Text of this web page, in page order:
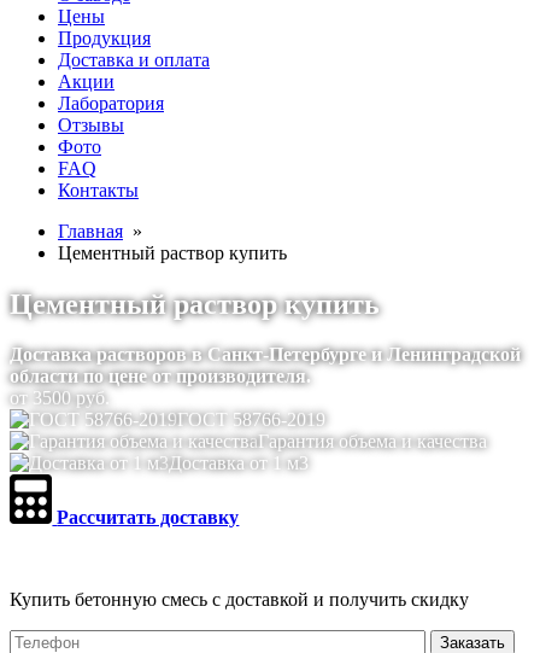
Цены
Продукция
Доставка и оплата
Акции
Лаборатория
Отзывы
Фото
FAQ
Контакты
Главная »
Цементный раствор купить
Цементный раствор купить
Доставка растворов в Санкт-Петербурге и Ленинградской
области по цене от производителя.
от 3500 руб.
ГОСТ 58766-2019
Гарантия объема и качества
Доставка от 1 м3
Рассчитать доставку
Купить бетонную смесь с доставкой и получить скидку